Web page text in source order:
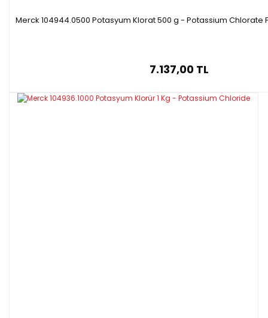
Merck 104944.0500 Potasyum Klorat 500 g - Potassium Chlorate
7.137,00 TL